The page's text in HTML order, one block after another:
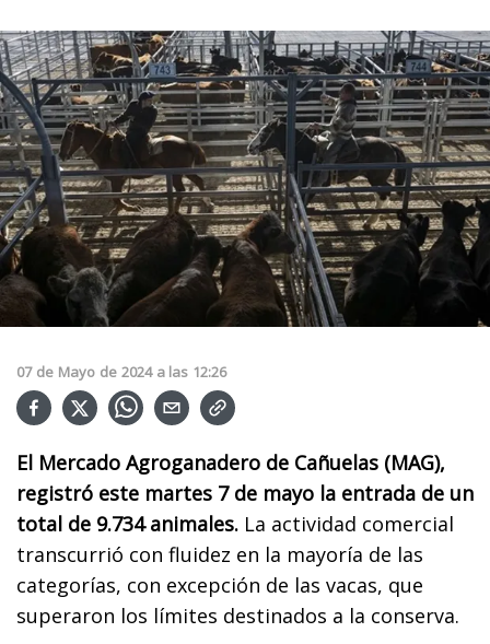
07 de Mayo de 2024 a las 12:26
El Mercado Agroganadero de Cañuelas (MAG),
registró este martes 7 de mayo la entrada de un
total de 9.734 animales. La actividad comercial
transcurrió con fluidez en la mayoría de las
categorías, con excepción de las vacas, que
superaron los límites destinados a la conserva.